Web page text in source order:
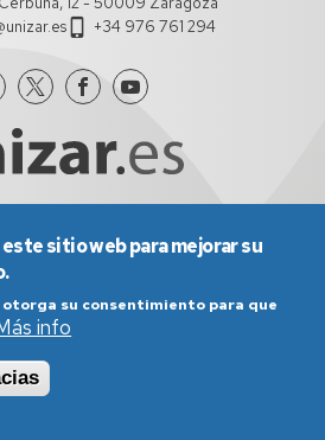
+34 976 761 294
generales de uso
sitio web para mejorar su
otorga su consentimiento para que
info